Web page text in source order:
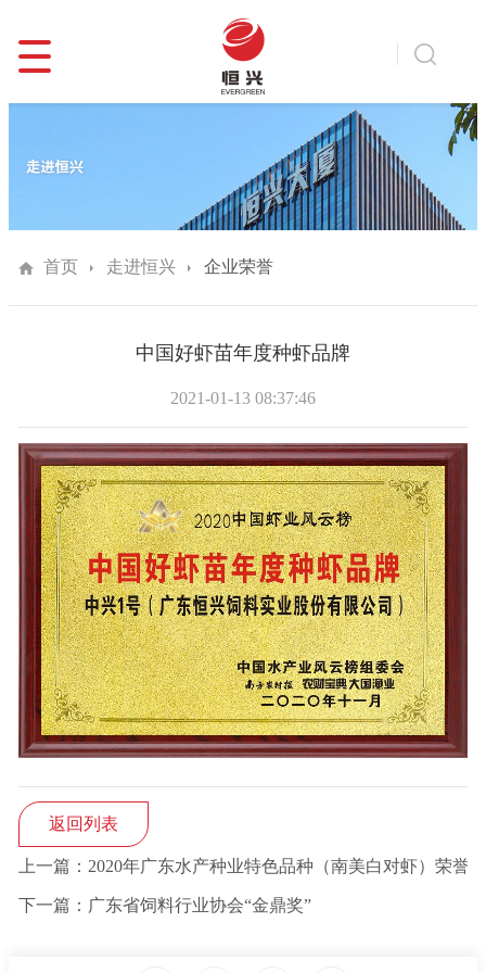
首页 走进恒兴 企业荣誉
中国好虾苗年度种虾品牌
2021-01-13 08:37:46
返回列表
上一篇：2020年广东水产种业特色品种（南美白对虾）荣誉
下一篇：广东省饲料行业协会“金鼎奖”